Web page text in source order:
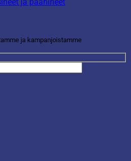
ja kampanjoistamme